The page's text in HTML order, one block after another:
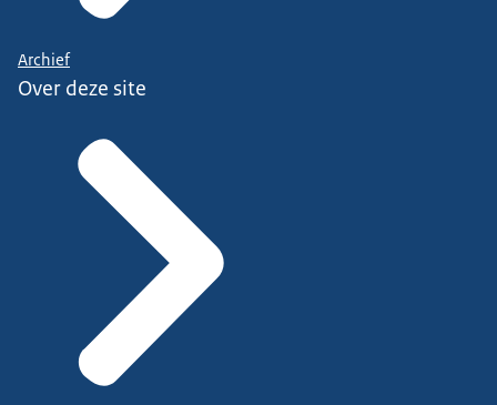
Archief
Over deze site